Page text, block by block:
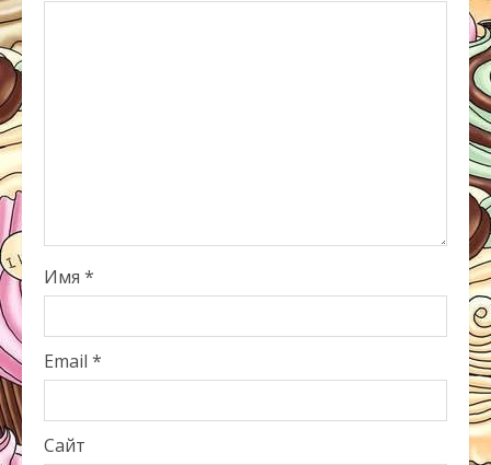
Имя *
Email *
Сайт